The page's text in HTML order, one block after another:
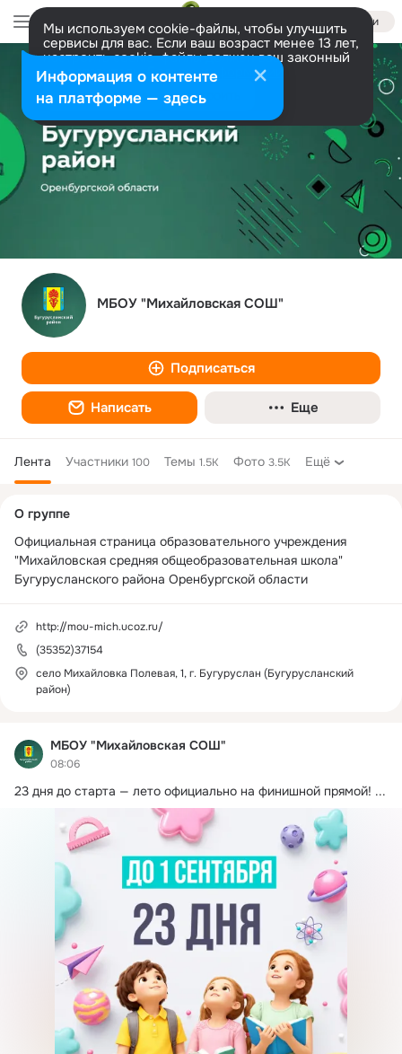
Войти
Мы используем cookie-файлы, чтобы улучшить
сервисы для вас. Если ваш возраст менее 13 лет,
настроить cookie-файлы должен ваш законный
представитель. Больше информации
Разрешить все Настроить
МБОУ "Михайловская СОШ"
Подписаться
Написать Еще
Лента Участники 100 Темы 1.5K Фото 3.5K Ещё
МБОУ "Михайловская СОШ"
08:06
23 дня до старта — лето официально на финишной прямой! ...
колонка
О группе
Официальная страница образовательного учреждения
"Михайловская средняя общеобразовательная школа"
Бугурусланского района Оренбургской области
http://mou-mich.ucoz.ru/
(35352)37154
село Михайловка Полевая, 1, г. Бугуруслан (Бугурусланский
район)
Информация о контенте
на платформе — здесь